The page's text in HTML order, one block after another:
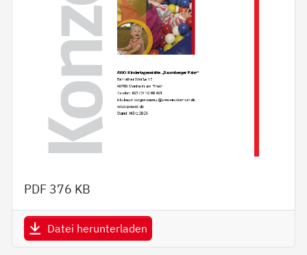
PDF 376 KB
Datei herunterladen